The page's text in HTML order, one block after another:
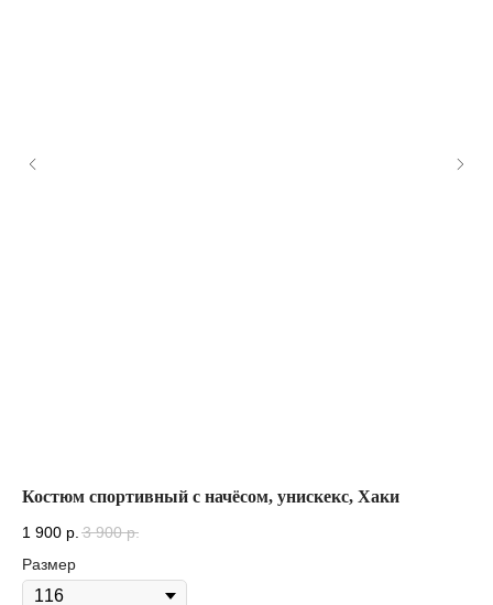
Костюм спортивный с начёсом, унискекс, Хаки
1 900 р. 3 900 р.
Размер